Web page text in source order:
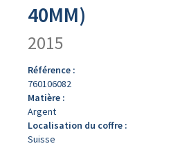
40MM)
2015
Référence :
760106082
Matière :
Argent
Localisation du coffre :
Suisse